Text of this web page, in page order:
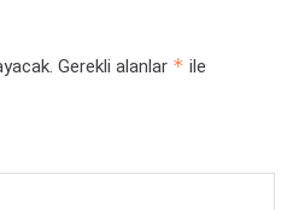
Gerekli alanlar * ile